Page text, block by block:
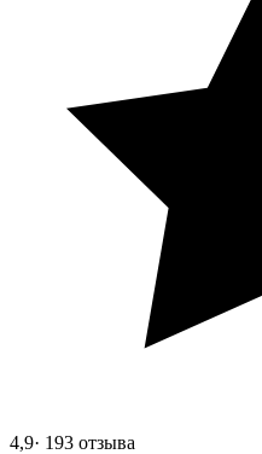
4,9· 193 отзыва